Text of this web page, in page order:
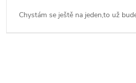
Chystám se ještě na jeden,to už